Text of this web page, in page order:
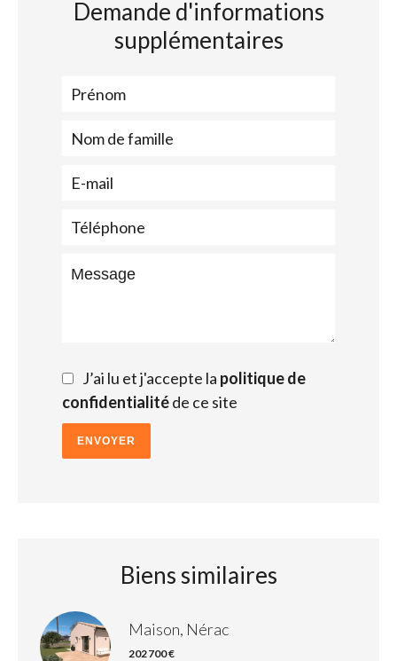
Demande d'informations
supplémentaires
J’ai lu et j'accepte la politique de
confidentialitéde ce site
ENVOYER
Biens similaires
Maison, Nérac
202 700 €